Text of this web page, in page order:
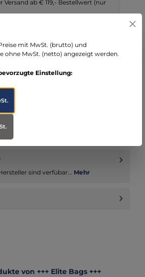
Versand ab € 119,- Bestellwert (nur
mit DHL
Pflegetasche mit ungewöhnlich
für die Basisausstattung bei der
sind verfübar... Mehr
von +++ Elite Bags +++
mit MwSt. (brutto) und
ohne MwSt. (netto) angezeigt werden.
Einstellung: